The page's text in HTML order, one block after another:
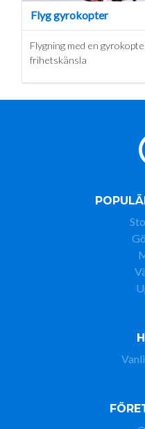
Flyg gyrokopter
Flygning med en
frihetskänsla